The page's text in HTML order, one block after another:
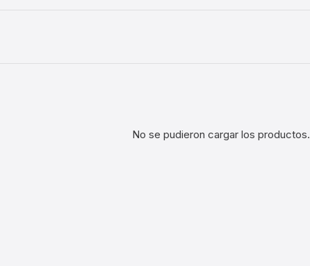
No se pudieron cargar los productos.